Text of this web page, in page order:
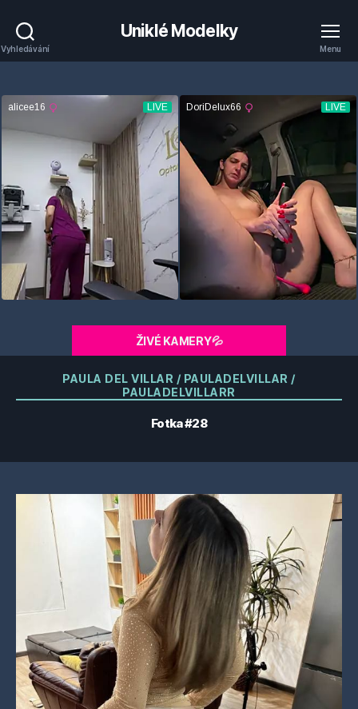
Vyhledávání
Uniklé Modelky
Menu
ŽIVÉ KAMERY💦
Kategorie
PAULA DEL VILLAR / PAULADELVILLAR /
PAULADELVILLARR
Fotka #28